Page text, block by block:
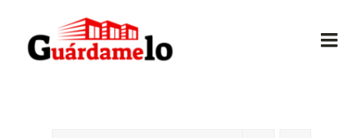
contenido